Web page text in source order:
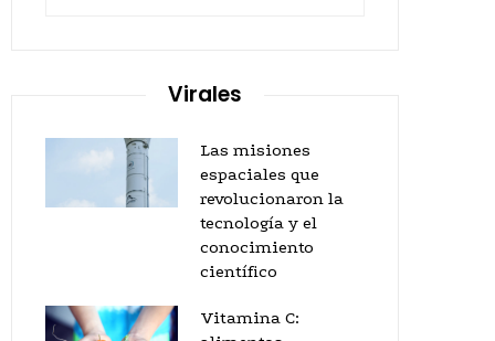
Virales
Las misiones
espaciales que
revolucionaron la
tecnología y el
conocimiento
científico
Vitamina C: